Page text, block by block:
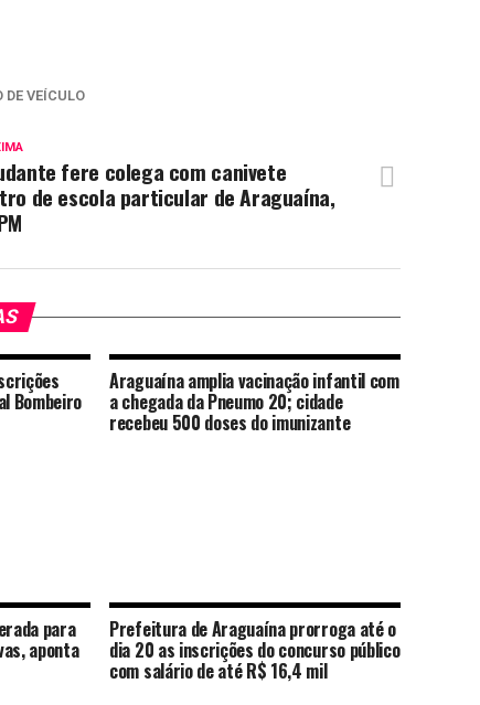
DE VEÍCULO
fere colega com canivete
de escola particular de Araguaína,
Bombeiro
Araguaína amplia vacinação infantil com
a chegada da Pneumo 20; cidade
recebeu 500 doses do imunizante
para
aponta
Prefeitura de Araguaína prorroga até o
dia 20 as inscrições do concurso público
com salário de até R$ 16,4 mil